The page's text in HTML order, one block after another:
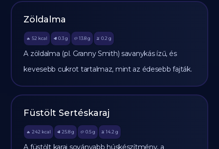
Zöldalma
🔥 52 kcal 🥩 0.3 g 🥔 13.8g 🫒 0.2 g
A zöldalma (pl. Granny Smith) savanykás ízű, és
kevesebb cukrot tartalmaz, mint az édesebb fajták.
Füstölt Sertéskaraj
🔥 242 kcal 🥩 25.8 g 🥔 0.5g 🫒 14.2 g
A füstölt karaj soványabb húskészítmény, a